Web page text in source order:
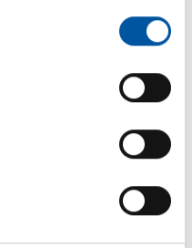
EW
und